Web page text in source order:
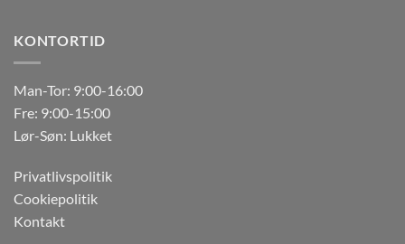
KONTORTID
Man-Tor: 9:00-16:00
Fre: 9:00-15:00
Lør-Søn: Lukket
Privatlivspolitik
Cookiepolitik
Kontakt